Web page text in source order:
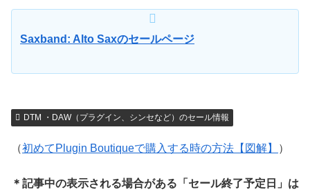
Saxband: Alto Saxのセールページ
DTM ・DAW（プラグイン、シンセなど）のセール情報
（初めてPlugin Boutiqueで購入する時の方法【図解】 ）
＊記事中の表示される場合がある「セール終了予定日」は